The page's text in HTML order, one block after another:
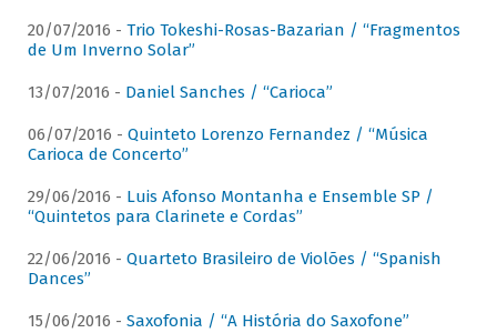
20/07/2016 - Trio Tokeshi-Rosas-Bazarian / “Fragmentos
de Um Inverno Solar”
13/07/2016 - Daniel Sanches / “Carioca”
06/07/2016 - Quinteto Lorenzo Fernandez / “Música
Carioca de Concerto”
29/06/2016 - Luis Afonso Montanha e Ensemble SP /
“Quintetos para Clarinete e Cordas”
22/06/2016 - Quarteto Brasileiro de Violões / “Spanish
Dances”
15/06/2016 - Saxofonia / “A História do Saxofone”